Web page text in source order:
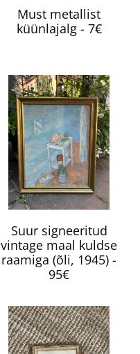
Must metallist
küünlajalg - 7€
Suur signeeritud
vintage maal kuldse
raamiga (õli, 1945) -
95€